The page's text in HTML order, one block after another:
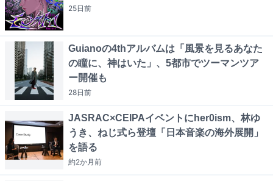
25日前
Guianoの4thアルバムは「風景を見るあなた
の瞳に、神はいた」、5都市でツーマンツア
ー開催も
28日前
JASRAC×CEIPAイベントにher0ism、林ゆ
うき、ねじ式ら登壇「日本音楽の海外展開」
を語る
約2か月前